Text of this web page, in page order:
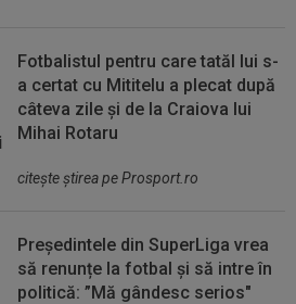
Fotbalistul pentru care tatăl lui s-
a certat cu Mititelu a plecat după
câteva zile și de la Craiova lui
Mihai Rotaru
citeşte ştirea pe Prosport.ro
Președintele din SuperLiga vrea
să renunțe la fotbal și să intre în
politică: ”Mă gândesc serios"